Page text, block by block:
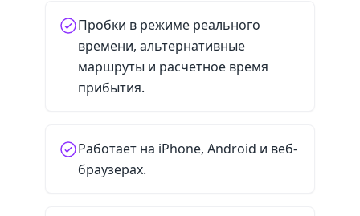
Пробки в режиме реального
времени, альтернативные
маршруты и расчетное время
прибытия.
Работает на iPhone, Android и веб-
браузерах.